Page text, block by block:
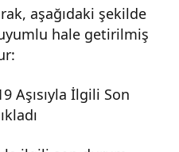
aşağıdaki şekilde
hale getirilmiş
Aşısıyla İlgili Son